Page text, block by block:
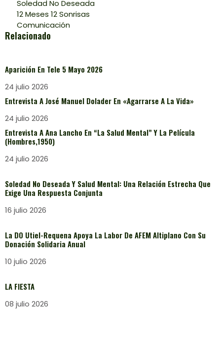
Soledad No Deseada
12 Meses 12 Sonrisas
Comunicación
Relacionado
Aparición En Tele 5 Mayo 2026
24 julio 2026
Entrevista A José Manuel Dolader En «Agarrarse A La Vida»
24 julio 2026
Entrevista A Ana Lancho En “La Salud Mental” Y La Película
(Hombres,1950)
24 julio 2026
Soledad No Deseada Y Salud Mental: Una Relación Estrecha Que
Exige Una Respuesta Conjunta
16 julio 2026
La DO Utiel-Requena Apoya La Labor De AFEM Altiplano Con Su
Donación Solidaria Anual
10 julio 2026
LA FIESTA
08 julio 2026